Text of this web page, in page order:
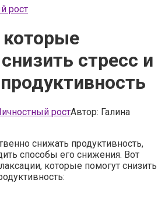
рост
которые
стресс и
ростАвтор: Галина
снижать продуктивность,
способы его снижения. Вот
которые помогут снизить